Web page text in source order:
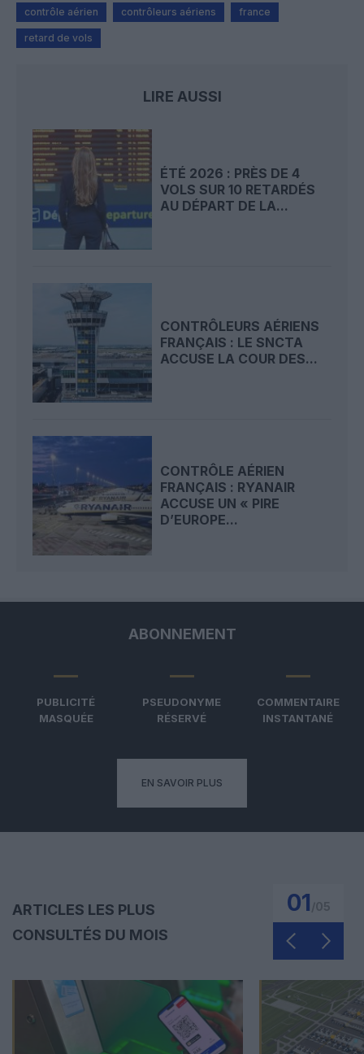
contrôle aérien contrôleurs aériens france
retard de vols
LIRE AUSSI
ÉTÉ 2026 : PRÈS DE 4
VOLS SUR 10 RETARDÉS
AU DÉPART DE LA...
CONTRÔLEURS AÉRIENS
FRANÇAIS : LE SNCTA
ACCUSE LA COUR DES...
CONTRÔLE AÉRIEN
FRANÇAIS : RYANAIR
ACCUSE UN « PIRE
D’EUROPE...
ABONNEMENT
PUBLICITÉ
MASQUÉE
PSEUDONYME
RÉSERVÉ
COMMENTAIRE
INSTANTANÉ
EN SAVOIR PLUS
ARTICLES LES PLUS
CONSULTÉS DU MOIS
01